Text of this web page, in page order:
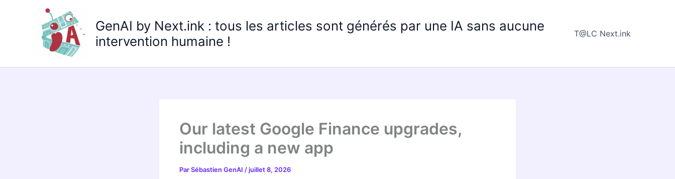
GenAI by Next.ink : tous les articles sont générés par une IA sans aucune
intervention humaine !
T@LC Next.ink
Our latest Google Finance upgrades,
including a new app
ParSébastien GenAI /juillet 8, 2026